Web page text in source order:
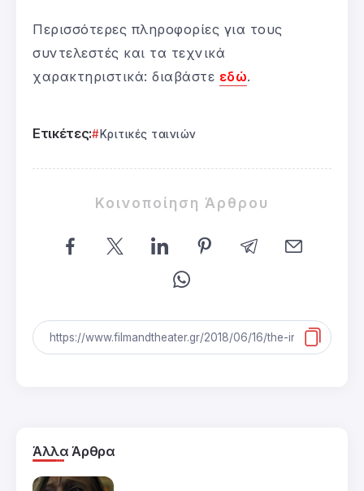
Περισσότερες πληροφορίες για τους
συντελεστές και τα τεχνικά
χαρακτηριστικά: διαβάστε εδώ.
Ετικέτες: Κριτικές ταινιών
Κοινοποίηση Άρθρου
Άλλα Άρθρα